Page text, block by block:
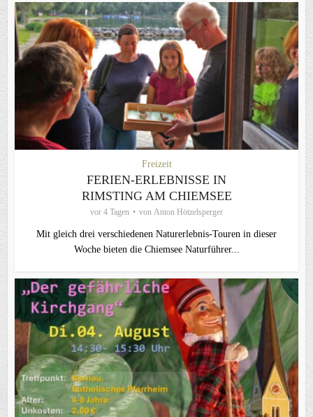
Freizeit
FERIEN-ERLEBNISSE IN
RIMSTING AM CHIEMSEE
vor 4 Tagen von Anton Hötzelsperger
Mit gleich drei verschiedenen Naturerlebnis-Touren in dieser
Woche bieten die Chiemsee Naturführer...